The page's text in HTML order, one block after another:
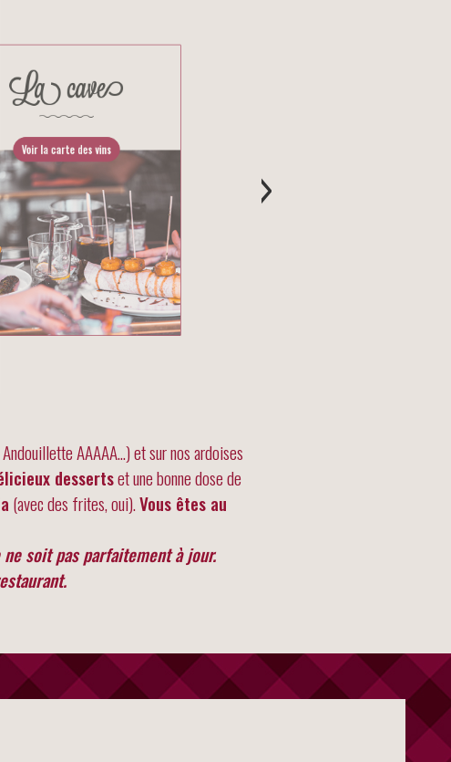
La cave
Voir la carte des vins ›
AAAAA…) et sur nos ardoises
dessertset une bonne dose de
(avec des frites, oui).Vous êtes au
soit pas parfaitement à jour.